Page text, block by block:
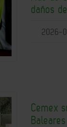
daños
2026-
Cemex
Baleares